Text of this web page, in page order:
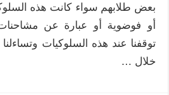
بعض طلابهم سواء كانت هذه
أو فوضوية أو عبارة عن
توقفنا عند هذه السلوكيات
خلال …